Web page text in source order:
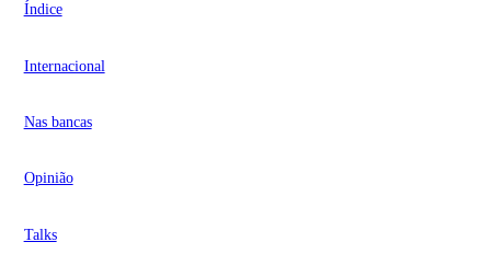
Índice
Internacional
Nas bancas
Opinião
Talks